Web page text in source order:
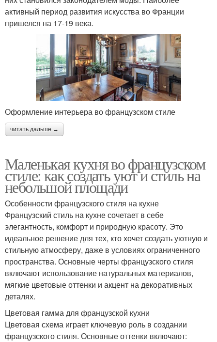
активный период развития искусства во Франции
пришелся на 17-19 века.
Оформление интерьера во французском стиле
читать дальше →
Маленькая кухня во французском
стиле: как создать уют и стиль на
небольшой площади
Особенности французского стиля на кухне
Французский стиль на кухне сочетает в себе
элегантность, комфорт и природную красоту. Это
идеальное решение для тех, кто хочет создать уютную и
стильную атмосферу, даже в условиях ограниченного
пространства. Основные черты французского стиля
включают использование натуральных материалов,
мягкие цветовые оттенки и акцент на декоративных
деталях.
Цветовая гамма для французской кухни
Цветовая схема играет ключевую роль в создании
французского стиля. Основные оттенки включают: